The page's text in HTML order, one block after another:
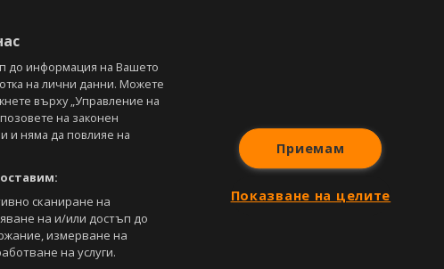
до информация на Вашето
на лични данни. Можете
върху „Управление на
на законен
и няма да повлияе на
сканиране на
на и/или достъп до
измерване на
на услуги.
Приемам
Показване на целите